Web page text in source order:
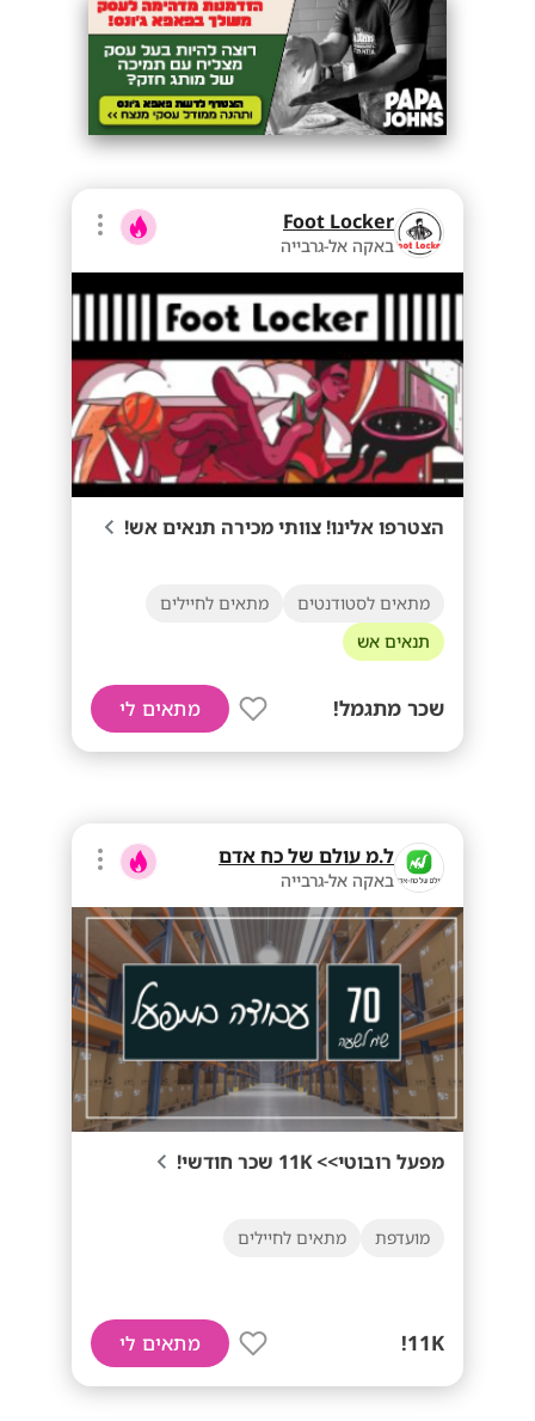
Foot Locker
באקה אל-גרבייה
הצטרפו אלינו! צוותי מכירה תנאים אש!
מתאים לסטודנטים
מתאים לחיילים
תנאים אש
שכר מתגמל! מתאים לי
ל.מ עולם של כח אדם
באקה אל-גרבייה
מפעל רובוטי>> 11K שכר חודשי!
מועדפת מתאים לחיילים
11K! מתאים לי